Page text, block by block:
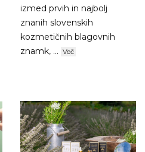
izmed prvih in najbolj
znanih slovenskih
kozmetičnih blagovnih
znamk, ... Več